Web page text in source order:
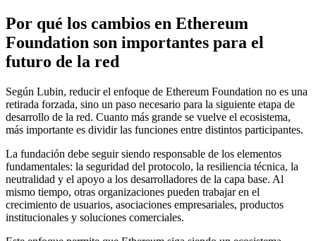
Por qué los cambios en Ethereum
Foundation son importantes para el
futuro de la red
Según Lubin, reducir el enfoque de Ethereum Foundation no es una
retirada forzada, sino un paso necesario para la siguiente etapa de
desarrollo de la red. Cuanto más grande se vuelve el ecosistema,
más importante es dividir las funciones entre distintos participantes.
La fundación debe seguir siendo responsable de los elementos
fundamentales: la seguridad del protocolo, la resiliencia técnica, la
neutralidad y el apoyo a los desarrolladores de la capa base. Al
mismo tiempo, otras organizaciones pueden trabajar en el
crecimiento de usuarios, asociaciones empresariales, productos
institucionales y soluciones comerciales.